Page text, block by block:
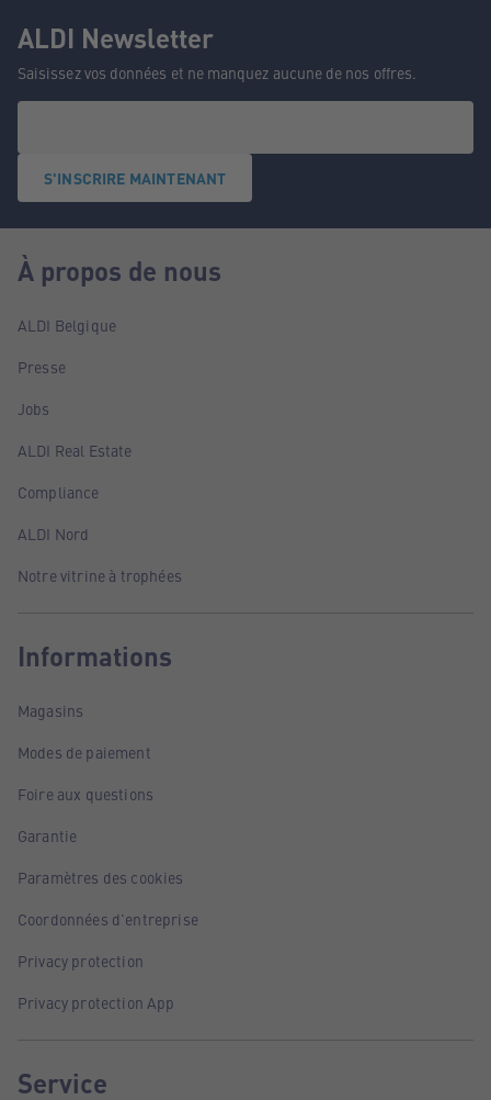
ALDI Newsletter
Saisissez vos données et ne manquez aucune de nos offres.
S'INSCRIRE MAINTENANT
À propos de nous
ALDI Belgique
Presse
Jobs
ALDI Real Estate
Compliance
ALDI Nord
Notre vitrine à trophées
Informations
Magasins
Modes de paiement
Foire aux questions
Garantie
Paramètres des cookies
Coordonnées d'entreprise
Privacy protection
Privacy protection App
Service